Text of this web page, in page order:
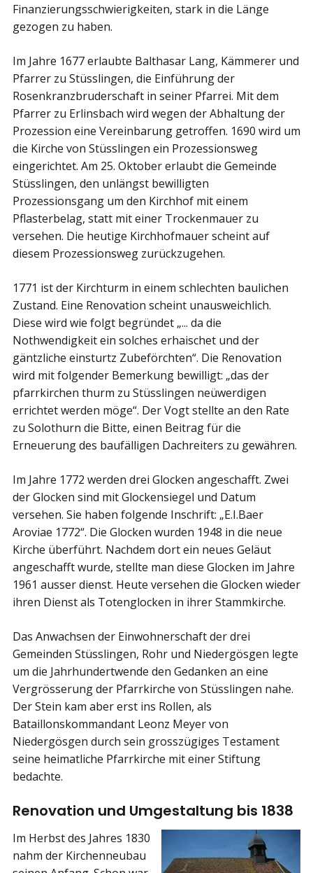
Finanzierungsschwierigkeiten, stark in die Länge
gezogen zu haben.
Im Jahre 1677 erlaubte Balthasar Lang, Kämmerer und
Pfarrer zu Stüsslingen, die Einführung der
Rosenkranzbruderschaft in seiner Pfarrei. Mit dem
Pfarrer zu Erlinsbach wird wegen der Abhaltung der
Prozession eine Vereinbarung getroffen. 1690 wird um
die Kirche von Stüsslingen ein Prozessionsweg
eingerichtet. Am 25. Oktober erlaubt die Gemeinde
Stüsslingen, den unlängst bewilligten
Prozessionsgang um den Kirchhof mit einem
Pflasterbelag, statt mit einer Trockenmauer zu
versehen. Die heutige Kirchhofmauer scheint auf
diesem Prozessionsweg zurückzugehen.
1771 ist der Kirchturm in einem schlechten baulichen
Zustand. Eine Renovation scheint unausweichlich.
Diese wird wie folgt begründet „... da die
Nothwendigkeit ein solches erhaischet und der
gäntzliche einsturtz Zubeförchten“. Die Renovation
wird mit folgender Bemerkung bewilligt: „das der
pfarrkirchen thurm zu Stüsslingen neüwerdigen
errichtet werden möge“. Der Vogt stellte an den Rate
zu Solothurn die Bitte, einen Beitrag für die
Erneuerung des baufälligen Dachreiters zu gewähren.
Im Jahre 1772 werden drei Glocken angeschafft. Zwei
der Glocken sind mit Glockensiegel und Datum
versehen. Sie haben folgende Inschrift: „E.I.Baer
Aroviae 1772“. Die Glocken wurden 1948 in die neue
Kirche überführt. Nachdem dort ein neues Geläut
angeschafft wurde, stellte man diese Glocken im Jahre
1961 ausser dienst. Heute versehen die Glocken wieder
ihren Dienst als Totenglocken in ihrer Stammkirche.
Das Anwachsen der Einwohnerschaft der drei
Gemeinden Stüsslingen, Rohr und Niedergösgen legte
um die Jahrhundertwende den Gedanken an eine
Vergrösserung der Pfarrkirche von Stüsslingen nahe.
Der Stein kam aber erst ins Rollen, als
Bataillonskommandant Leonz Meyer von
Niedergösgen durch sein grosszügiges Testament
seine heimatliche Pfarrkirche mit einer Stiftung
bedachte.
Renovation und Umgestaltung bis 1838
Im Herbst des Jahres 1830
nahm der Kirchenneubau